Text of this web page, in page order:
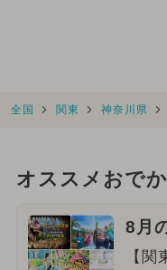
全国 関東 神奈川県
オススメおで
8月
【